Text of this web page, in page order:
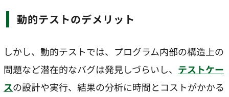
動的テストのデメリット
しかし、動的テストでは、プログラム内部の構造上の
問題など潜在的なバグは発見しづらいし、 テストケー
スの設計や実行、結果の分析に時間とコストがかかる